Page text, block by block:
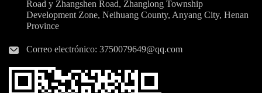
Road y Zhangshen Road, Zhanglong Township
Development Zone, Neihuang County, Anyang City, Henan
Province
Correo electrónico: 3750079649@qq.com